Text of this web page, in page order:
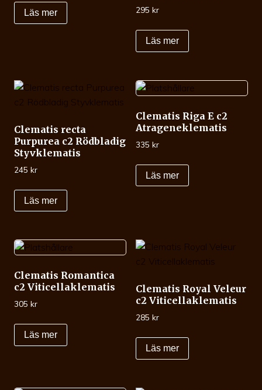
Läs mer 295 kr
Läs mer
Clematis recta
Purpurea c2 Rödbladig
Styvklematis
245 kr
Läs mer
Clematis Riga E c2
Atrageneklematis
335 kr
Läs mer
Clematis Romantica
c2 Viticellaklematis
305 kr
Läs mer
Clematis Royal Veleur
c2 Viticellaklematis
285 kr
Läs mer